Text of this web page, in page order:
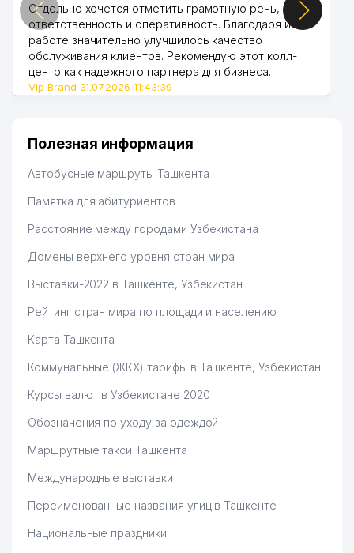
Отдельно хочется отметить грамотную речь,
ответственность и оперативность. Благодаря их
работе значительно улучшилось качество
обслуживания клиентов. Рекомендую этот колл-
центр как надежного партнера для бизнеса.
Vip Brand 31.07.2026 11:43:39
Полезная информация
Автобусные маршруты Ташкента
Памятка для абитуриентов
Расстояние между городами Узбекистана
Домены верхнего уровня стран мира
Выставки-2022 в Ташкенте, Узбекистан
Рейтинг стран мира по площади и населению
Карта Ташкента
Коммунальные (ЖКХ) тарифы в Ташкенте, Узбекистан
Курсы валют в Узбекистане 2020
Обозначения по уходу за одеждой
Маршрутные такси Ташкента
Международные выставки
Переименованные названия улиц в Ташкенте
Национальные праздники